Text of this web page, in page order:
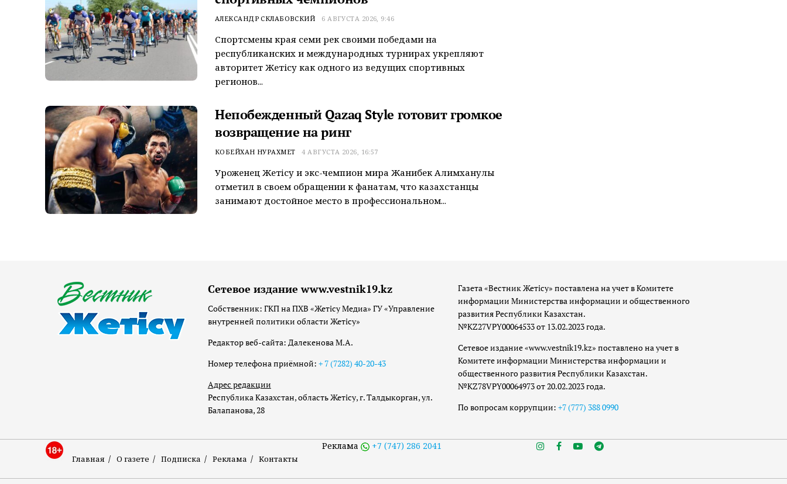
АЛЕКСАНДР СКЛАБОВСКИЙ 6 АВГУСТА 2026, 9:46
Спортсмены края семи рек своими победами на
республиканских и международных турнирах укрепляют
авторитет Жетісу как одного из ведущих спортивных
регионов...
Непобежденный Qazaq Style готовит громкое
возвращение на ринг
КОБЕЙХАН НУРАХМЕТ 4 АВГУСТА 2026, 16:57
Уроженец Жетiсу и экс-чемпион мира Жанибек Алимханулы
отметил в своем обращении к фанатам, что казахстанцы
занимают достойное место в профессиональном...
Сетевое издание www.vestnik19.kz
Собственник: ГКП на ПХВ «Жетісу Медиа» ГУ «Управление
внутренней политики области Жетісу»
Редактор веб-сайта: Далекенова М.А.
Номер телефона приёмной: + 7 (7282) 40-20-43
Адрес редакции
Республика Казахстан, область Жетісу, г. Талдыкорган, ул.
Балапанова, 28
Газета «Вестник Жетісу» поставлена на учет в Комитете
информации Министерства информации и общественного
развития Республики Казахстан.
№KZ27VPY00064533 от 13.02.2023 года.
Сетевое издание «www.vestnik19.kz» поставлено на учет в
Комитете информации Министерства информации и
общественного развития Республики Казахстан.
№KZ78VPY00064973 от 20.02.2023 года.
По вопросам коррупции: +7 (777) 388 0990
Главная О газете Подписка Реклама Контакты
Реклама +7 (747) 286 2041